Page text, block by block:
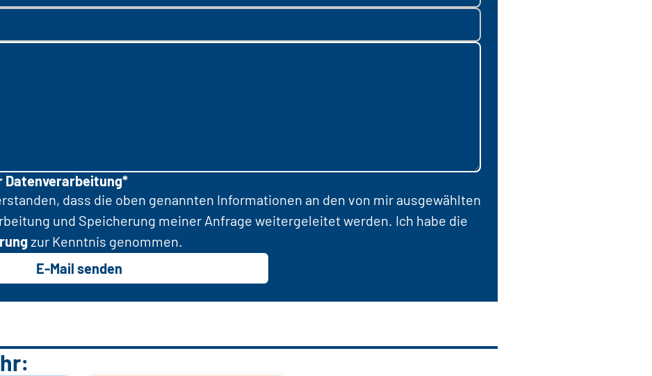
Datenverarbeitung*
dass die oben genannten Informationen an den von mir ausgewählten
und Speicherung meiner Anfrage weitergeleitet werden. Ich habe die
zur Kenntnis genommen.
E-Mail senden